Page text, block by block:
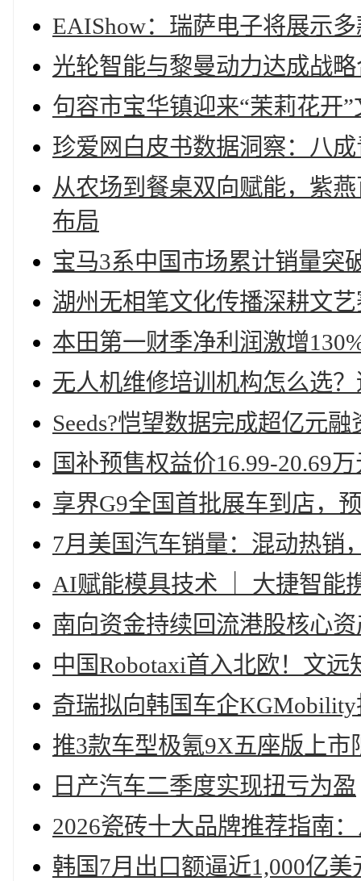
EAIShow：瑞萨电子将展示
光轮智能与黎曼动力达成战
句容市宝华镇迎来“茉莉花开
珍爱网白皮书数据洞察：八
从农场到餐桌双向赋能，紫
布局
宝马3系中国市场累计销量突
湖州无相笔文化传播深耕文
本田第一财季净利润激增
无人机维修培训机构怎么选
Seeds?恺望数据完成超亿元融
国补预售权益价16.99-20.69
享界G9全国首批展车到店，
7月美国汽车销量：混动热销
AI赋能模具技术 ｜ 大捷智能
南向资金持续回流港股核心
中国Robotaxi首入北欧！文
奇瑞拟向韩国车企KGMobility
推3款车型极氪9X五座版上市
日产汽车二季度实现扭亏为盈
2026瓷砖十大品牌推荐指南
韩国7月出口额逼近1,000亿